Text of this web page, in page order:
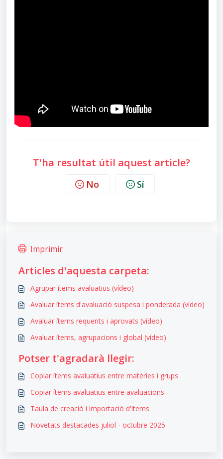
T'ha resultat útil aquest article?
No Sí
Imprimir
Articles d'aquesta carpeta:
Agrupar ítems avaluatius (vídeo)
Avaluar ítems d'avaluació suspesa i ponderada (vídeo)
Avaluar ítems requerits i aprovats (vídeo)
Avaluar ítems, agrupacions i global (vídeo)
Potser t'agradarà llegir:
Copiar ítems avaluatius entre matèries i grups
Copiar ítems avaluatius entre avaluacions
Taula de creació i importació d'ítems
Novetats destacades juliol - octubre 2025